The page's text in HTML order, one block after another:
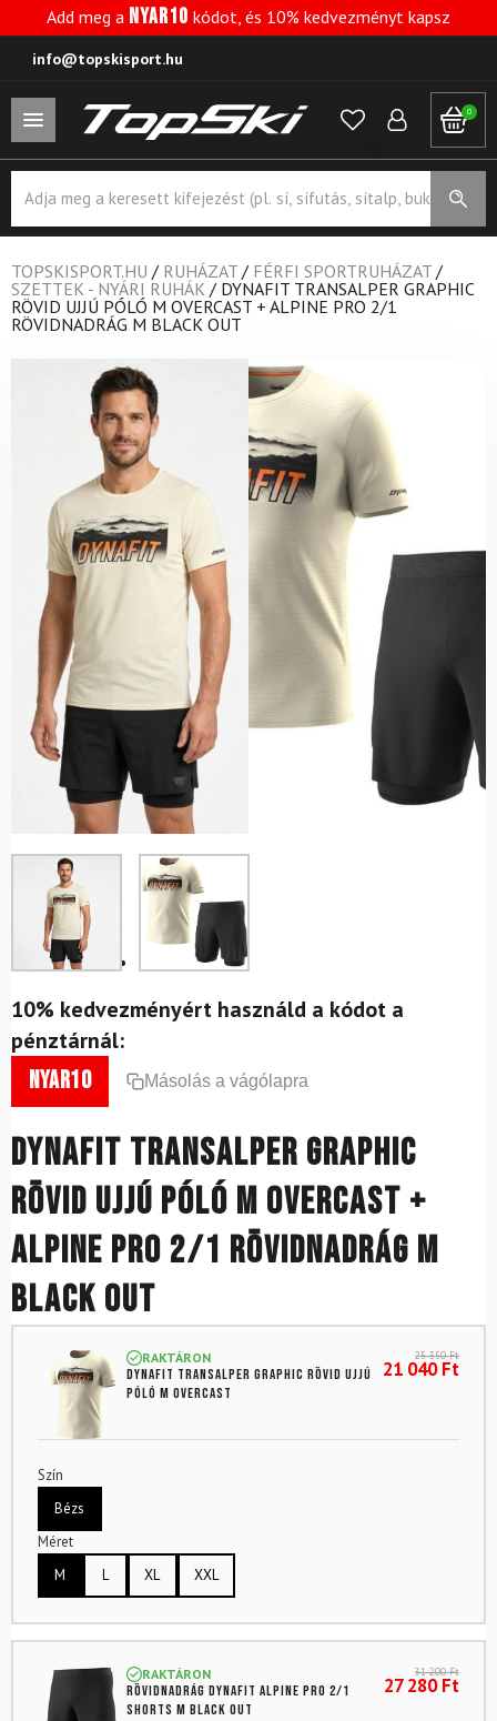
Add meg a NYAR10 kódot, és 10% kedvezményt kapsz
info@topskisport.hu
0
search
TOPSKISPORT.HU / RUHÁZAT / FÉRFI SPORTRUHÁZAT /
SZETTEK - NYÁRI RUHÁK / DYNAFIT TRANSALPER GRAPHIC
RÖVID UJJÚ PÓLÓ M OVERCAST + ALPINE PRO 2/1
RÖVIDNADRÁG M BLACK OUT
10% kedvezményért használd a kódot a
pénztárnál:
nyar10 Másolás a vágólapra
DYNAFIT Transalper Graphic
rövid ujjú póló M Overcast +
Alpine Pro 2/1 rövidnadrág M
Black Out
RAKTÁRON
DYNAFIT Transalper Graphic rövid ujjú
póló M Overcast
25 350Ft
21 040Ft
Szín
Bézs
Méret
M
L XL XXL
RAKTÁRON
Rövidnadrág DYNAFIT Alpine Pro 2/1
Shorts M Black Out
31 200Ft
27 280Ft